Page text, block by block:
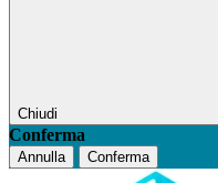
Chiudi
Conferma
Annulla Conferma